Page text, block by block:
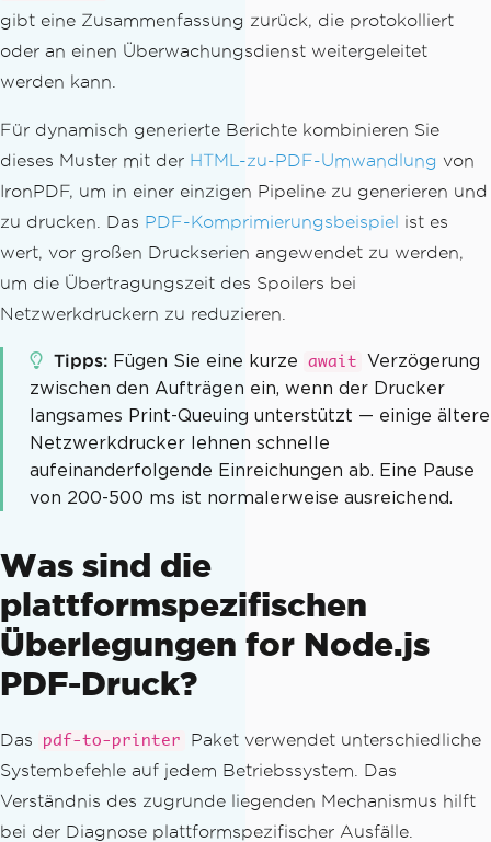
async printAll( options = {})
{
const
for (const filePath of this .queue)
{
const printT> Options =
{
... options,
...(this. printerName && {
inter: this. printerName }),
await printer. print( filePath,
printT> Options);
        results
. successful ++;
        console
. log Printed $
catch
lePath, error: err
}
this. queue =
[];
return results
}
pecific printer
(
async () => {
gibt eine Zusammenfassung zurück, die protokolliert
oder an einen Überwachungsdienst weitergeleitet
werden kann.
Für dynamisch generierte Berichte kombinieren Sie
dieses Muster mit der HTML-zu-PDF-Umwandlung von
IronPDF, um in einer einzigen Pipeline zu generieren und
zu drucken. Das PDF-Komprimierungsbeispiel ist es
wert, vor großen Druckserien angewendet zu werden,
um die Übertragungszeit des Spoilers bei
Netzwerkdruckern zu reduzieren.
Tipps Fügen Sie eine kurze await
Verzögerung
zwischen den Aufträgen ein, wenn der Drucker
langsames Print-Queuing unterstützt — einige ältere
Netzwerkdrucker lehnen schnelle
aufeinanderfolgende Einreichungen ab. Eine Pause
von 200-500 ms ist normalerweise ausreichend.
Was sind die
plattformspezifischen
Überlegungen for Node.js
PDF-Druck?
Das pdf-to-printer
Paket verwendet unterschiedliche
Systembefehle auf jedem Betriebssystem. Das
Verständnis des zugrunde liegenden Mechanismus hilft
bei der Diagnose plattformspezifischer Ausfälle.